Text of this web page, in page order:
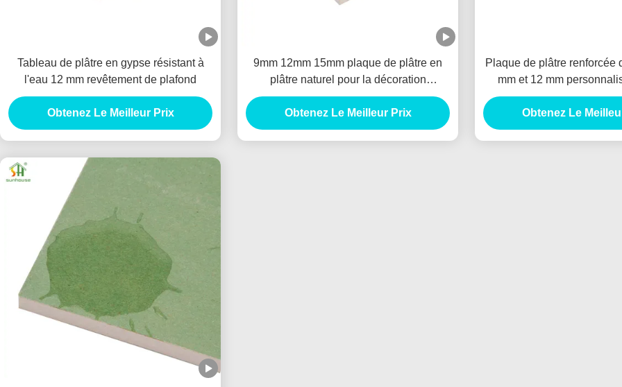
Tableau de plâtre en gypse résistant à
l'eau 12 mm revêtement de plafond
Obtenez Le Meilleur Prix
9mm 12mm 15mm plaque de plâtre en
plâtre naturel pour la décoration
intérieure
Obtenez Le Meilleur Prix
Plaque de plâtre renforcée
mm et 12 mm
décoration de murs
Obtenez Le